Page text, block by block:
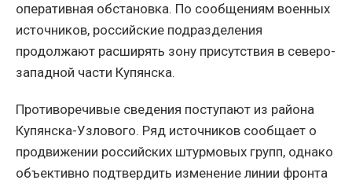
оперативная обстановка. По сообщениям военных
источников, российские подразделения
продолжают расширять зону присутствия в северо-
западной части Купянска.
Противоречивые сведения поступают из района
Купянска-Узлового. Ряд источников сообщает о
продвижении российских штурмовых групп, однако
объективно подтвердить изменение линии фронта